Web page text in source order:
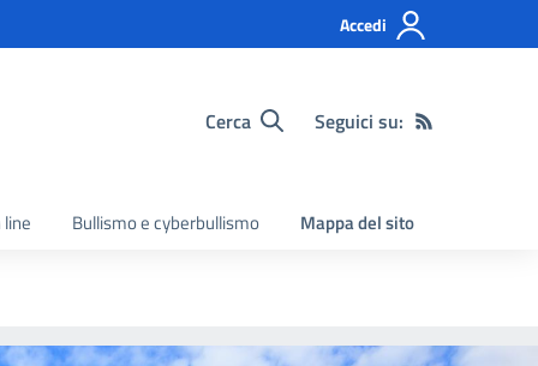
Accedi
Cerca Seguici su:
Bullismo e cyberbullismo Mappa del sito